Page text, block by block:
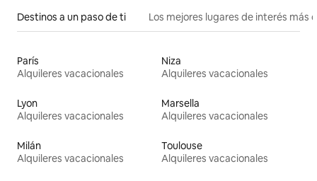
Destinos a un paso de ti Los mejores lugares de interés más
París
Alquileres vacacionales
Niza
Alquileres vacacionales
Lyon
Alquileres vacacionales
Marsella
Alquileres vacacionales
Milán
Alquileres vacacionales
Toulouse
Alquileres vacacionales